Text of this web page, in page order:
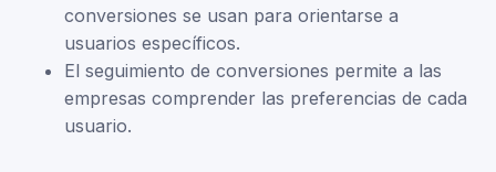
conversiones se usan para orientarse a
usuarios específicos.
El seguimiento de conversiones permite a las
empresas comprender las preferencias de cada
usuario.